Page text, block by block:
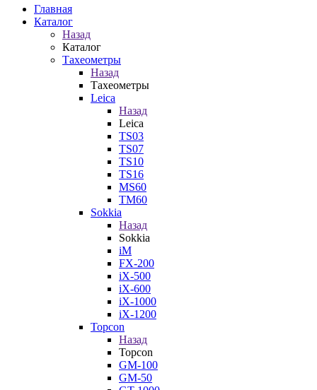
Главная
Каталог
Назад
Каталог
Тахеометры
Назад
Тахеометры
Leica
Назад
Leica
TS03
TS07
TS10
TS16
MS60
TM60
Sokkia
Назад
Sokkia
iM
FX-200
iX-500
iX-600
iX-1000
iX-1200
Topcon
Назад
Topcon
GM-100
GM-50